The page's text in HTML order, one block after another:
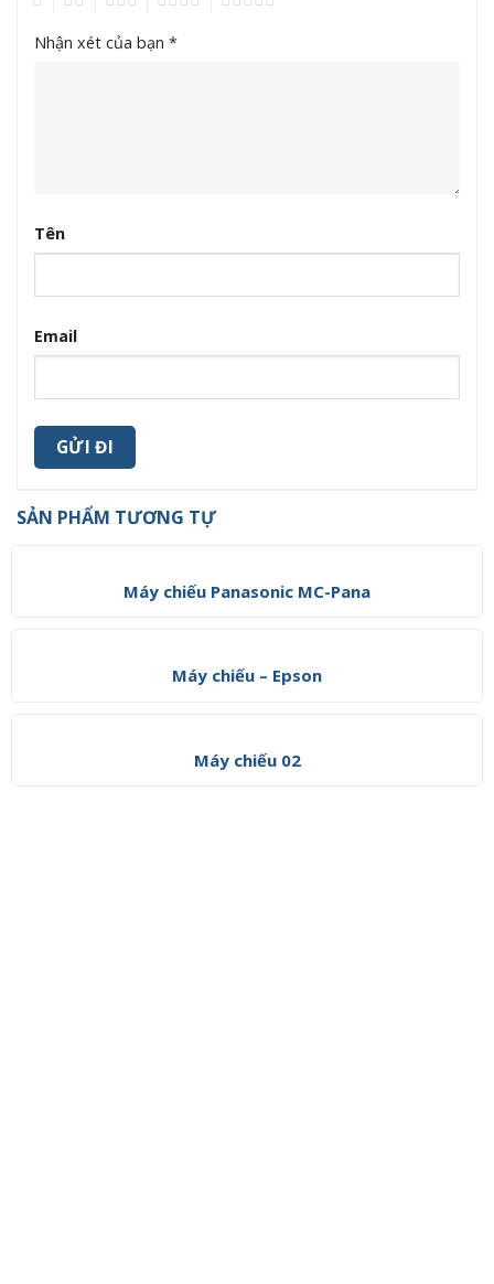
Nhận xét của bạn *
Tên
Email
SẢN PHẨM TƯƠNG TỰ
Máy chiếu Panasonic MC-Pana
Máy chiếu – Epson
Máy chiếu 02